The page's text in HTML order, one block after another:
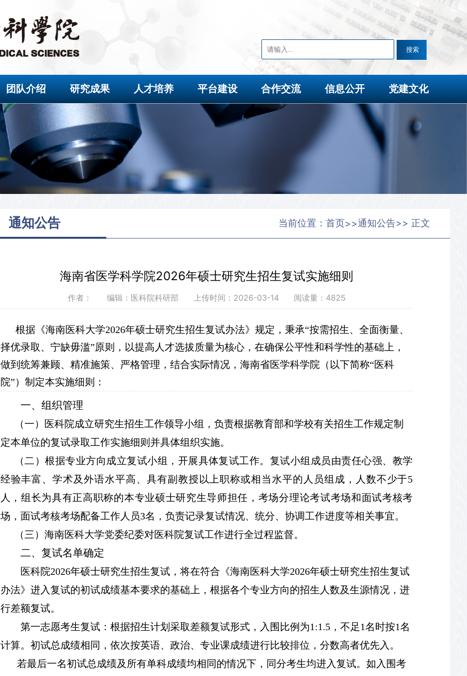
团队介绍 研究成果 人才培养 平台建设 合作交流 信息公开 党建文化
通知公告 当前位置：首页>>通知公告>> 正文
海南省医学科学院2026年硕士研究生招生复试实施细则
作者： 编辑：医科院科研部 上传时间：2026-03-14 阅读量： 4825
根据《海南医科大学2026年硕士研究生招生复试办法》规定，秉承“按需招生、全面衡量、
择优录取、宁缺毋滥”原则，以提高人才选拔质量为核心，在确保公平性和科学性的基础上，
做到统筹兼顾、精准施策、严格管理，结合实际情况，海南省医学科学院（以下简称“医科
院”）制定本实施细则：
一、组织管理
（一）医科院成立研究生招生工作领导小组，负责根据教育部和学校有关招生工作规定制
定本单位的复试录取工作实施细则并具体组织实施。
（二）根据专业方向成立复试小组，开展具体复试工作。复试小组成员由责任心强、教学
经验丰富、学术及外语水平高、具有副教授以上职称或相当水平的人员组成，人数不少于5
人，组长为具有正高职称的本专业硕士研究生导师担任，考场分理论考试考场和面试考核考
场，面试考核考场配备工作人员3名，负责记录复试情况、 统分、 协调工作进度等相关事宜。
（三）海南医科大学党委纪委对医科院复试工作进行全过程监督。
二、复试名单确定
医科院2026年硕士研究生招生复试，将在符合《海南医科大学2026年硕士研究生招生复试
办法》进入复试的初试成绩基本要求的基础上，根据各个专业方向的招生人数及生源情况，进
行差额复试。
第一志愿考生复试：根据招生计划采取差额复试形式，入围 比例为1:1.5，不足1名时按1名
计算。初试总成绩相同，依次按英语、政治、专业课成绩进行比较排位，分数高者优先入。
若最后一名初试总成绩及所有单科成绩均相同的情况下，同分考生均进入复试。如入围考